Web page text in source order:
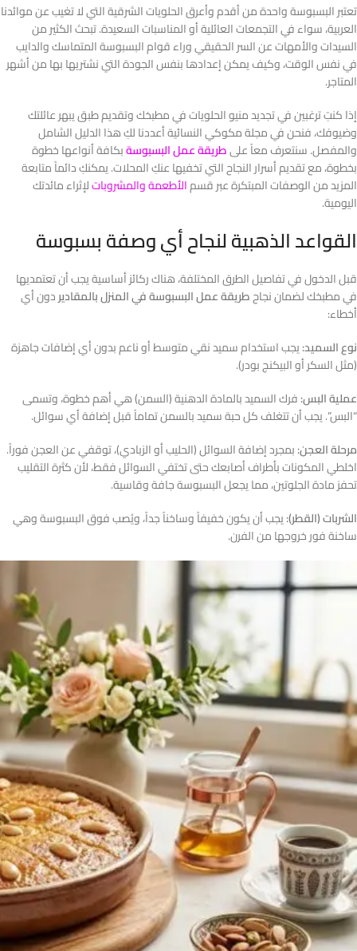
تعتبر البسبوسة واحدة من أقدم وأعرق الحلويات الشرقية التي لا تغيب عن موائدنا
العربية، سواء في التجمعات العائلية أو المناسبات السعيدة. تبحث الكثير من
السيدات والأمهات عن السر الحقيقي وراء قوام البسبوسة المتماسك والدايب
في نفس الوقت، وكيف يمكن إعدادها بنفس الجودة التي نشتريها بها من أشهر
المتاجر.
إذا كنتِ ترغبين في تجديد منيو الحلويات في مطبخك وتقديم طبق يبهر عائلتك
وضيوفك، فنحن في مجلة مكوكي النسائية أعددنا لكِ هذا الدليل الشامل
والمفصل. سنتعرف معاً علىطريقة عمل البسبوسةبكافة أنواعها خطوة
بخطوة، مع تقديم أسرار النجاح التي تخفيها عنكِ المحلات. يمكنكِ دائماً متابعة
المزيد من الوصفات المبتكرة عبر قسمالأطعمة والمشروباتلإثراء مائدتك
اليومية.
القواعد الذهبية لنجاح أي وصفة بسبوسة
قبل الدخول في تفاصيل الطرق المختلفة، هناك ركائز أساسية يجب أن تعتمديها
في مطبخك لضمان نجاحطريقة عمل البسبوسة في المنزل بالمقاديردون أي
أخطاء:
نوع السميد:يجب استخدام سميد نقي متوسط أو ناعم بدون أي إضافات جاهزة
(مثل السكر أو البيكنج بودر).
عملية البس:فرك السميد بالمادة الدهنية (السمن) هي أهم خطوة، وتسمى
“البس”. يجب أن تتغلف كل حبة سميد بالسمن تماماً قبل إضافة أي سوائل.
مرحلة العجن:بمجرد إضافة السوائل (الحليب أو الزبادي)، توقفي عن العجن فوراً.
اخلطي المكونات بأطراف أصابعك حتى تختفي السوائل فقط، لأن كثرة التقليب
تحفز مادة الجلوتين، مما يجعل البسبوسة جافة وقاسية.
الشربات (القطر):يجب أن يكون خفيفاً وساخناً جداً، ويُصب فوق البسبوسة وهي
ساخنة فور خروجها من الفرن.